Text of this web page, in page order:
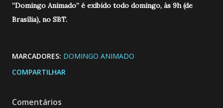
“Domingo Animado” é exibido todo domingo, às 9h (de
Brasília), no SBT.
MARCADORES: DOMINGO ANIMADO
COMPARTILHAR
Comentários